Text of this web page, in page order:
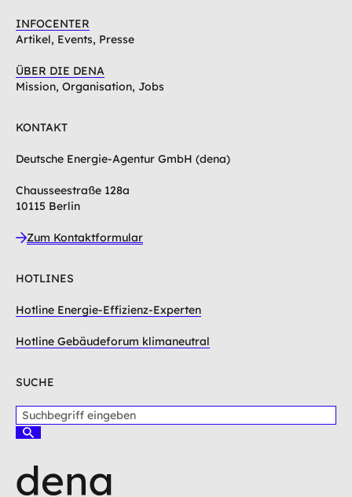
INFOCENTER
Artikel, Events, Presse
ÜBER DIE DENA
Mission, Organisation, Jobs
KONTAKT
Deutsche Energie-Agentur GmbH (dena)
Chausseestraße 128a
10115 Berlin
Zum Kontaktformular
HOTLINES
Hotline Energie-Effizienz-Experten
Hotline Gebäudeforum klimaneutral
SUCHE
u
b
e
S
h
e
n